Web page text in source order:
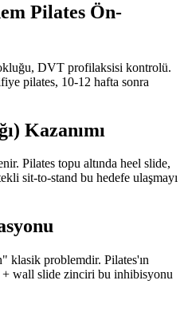
Pilates Ön-
DVT profilaksisi kontrolü.
pilates, 10-12 hafta sonra
Kazanımı
Pilates topu altında heel slide,
sit-to-stand bu hedefe ulaşmayı
klasik problemdir. Pilates'ın
+ wall slide zinciri bu inhibisyonu